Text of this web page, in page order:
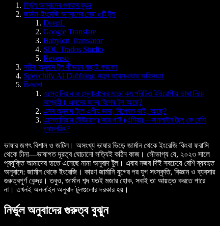
নির্ভুল অনুবাদের গুরুত্ব বুঝুন
জার্মান-ইংরেজি অনুবাদের সেরা ৫টি টুল
DeepL
Google Translate
Babylon Translator
SDL Trados Studio
Reverso
সঠিক অনুবাদ টুল কীভাবে বাছাই করবেন
Speechify AI Dubbing: নতুন ভয়েসওভার অভিজ্ঞতা
জিজ্ঞাসা
এস্তোনিয়ান ও স্লোভাকের মতো কম পরিচিত ইউরোপীয় ভাষা নিয়ে
আগ্রহী। এসবের জন্য বিশেষ টুল আছে?
এসব অনুবাদ টুলে এশীয় ভাষা, বিশেষত থাই, আছে?
এস্তোনিয়ান (ইউরোপ) আর থাই (এশিয়া)—অনলাইন টুলে কে বেশি
চ্যালেঞ্জিং?
ভাষার জগৎ বিশাল ও জটিল। অসংখ্য ভাষার ভিড়ে জার্মান থেকে ইংরেজি কিংবা ফরাসি
থেকে চীনা—ভাষাগত দূরত্ব ঘোচানো সত্যিই কঠিন কাজ। সৌভাগ্য যে, ২০২৩ সালে
প্রযুক্তি আমাদের হাতে এনেছে নানা অনুবাদ টুল। এবার নজর দিই সবচেয়ে বেশি ব্যবহৃত
অনুবাদে: জার্মান থেকে ইংরেজি। কারণ জার্মানি যুগের পর যুগ সংস্কৃতি, বিজ্ঞান ও ব্যবসার
গুরুত্বপূর্ণ কেন্দ্র। তবুও, জার্মান শব্দ যতই মজার হোক, সবাই তা আয়ত্ত করতে পারে
না। তখনই অনলাইন অনুবাদ টুলগুলোর দরকার হয়।
নির্ভুল অনুবাদের গুরুত্ব বুঝুন